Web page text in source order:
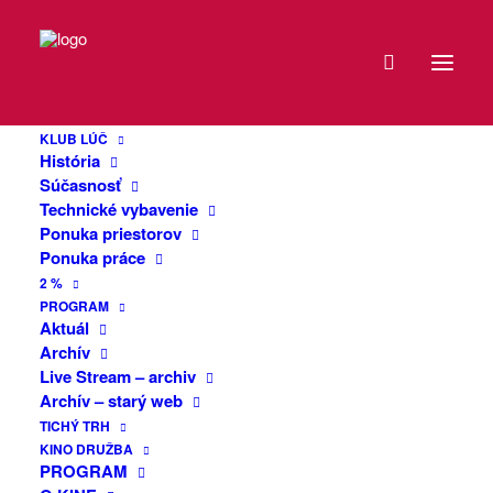
KLUB LÚČ
História
Súčasnosť
Technické vybavenie
Ponuka priestorov
Ponuka práce
2 %
PROGRAM
Aktuál
Archív
Live Stream – archiv
Archív – starý web
TICHÝ TRH
KINO DRUŽBA
PROGRAM
platní
Pozývame Vás na hudobnú burzu
vinylových platní (ale aj CD,MC,
hudobných kníh, plagátov či iných
predať, kúpiť prípadne aj vymeniť
čokoľvek z uvedeného. Širokú ponuku
použitých LP bude dopĺňať taktiež aj
slušný výber nových nehraných kúskov
najmä z oblastí ako
rock/hardcore/metal.
DÁTUM